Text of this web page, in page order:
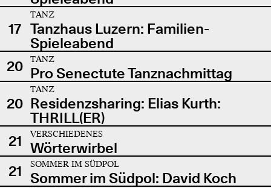
17
TANZ
Tanzhaus Luzern: Familien-
Spieleabend
20
TANZ
Pro Senectute Tanznachmittag
20
TANZ
Residenzsharing: Elias Kurth:
THRILL(ER)
21
VERSCHIEDENES
Wörterwirbel
21
SOMMER IM SÜDPOL
Sommer im Südpol: David Koch